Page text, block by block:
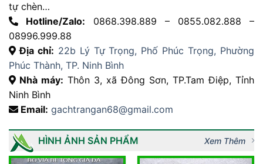
tự chèn…
Hotline/Zalo: 0868.398.889 – 0855.082.888 –
08996.999.88
Địa chỉ: 22b Lý Tự Trọng, Phố Phúc Trọng, Phường
Phúc Thành, TP. Ninh Bình
Nhà máy: Thôn 3, xã Đông Sơn, TP.Tam Điệp, Tỉnh
Ninh Bình
Email: gachtrangan68@gmail.com
HÌNH ẢNH SẢN PHẨM Xem Thêm